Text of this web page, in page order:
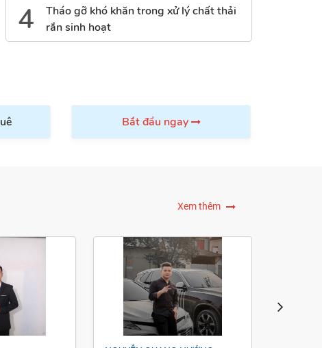
5
Kiến nghị điều chỉnh Dự án Thu hồi đất, bồi
thường, hỗ trợ, tái định cư Sân bay Long
Thành
Bắt đầu ngay
Xem thêm